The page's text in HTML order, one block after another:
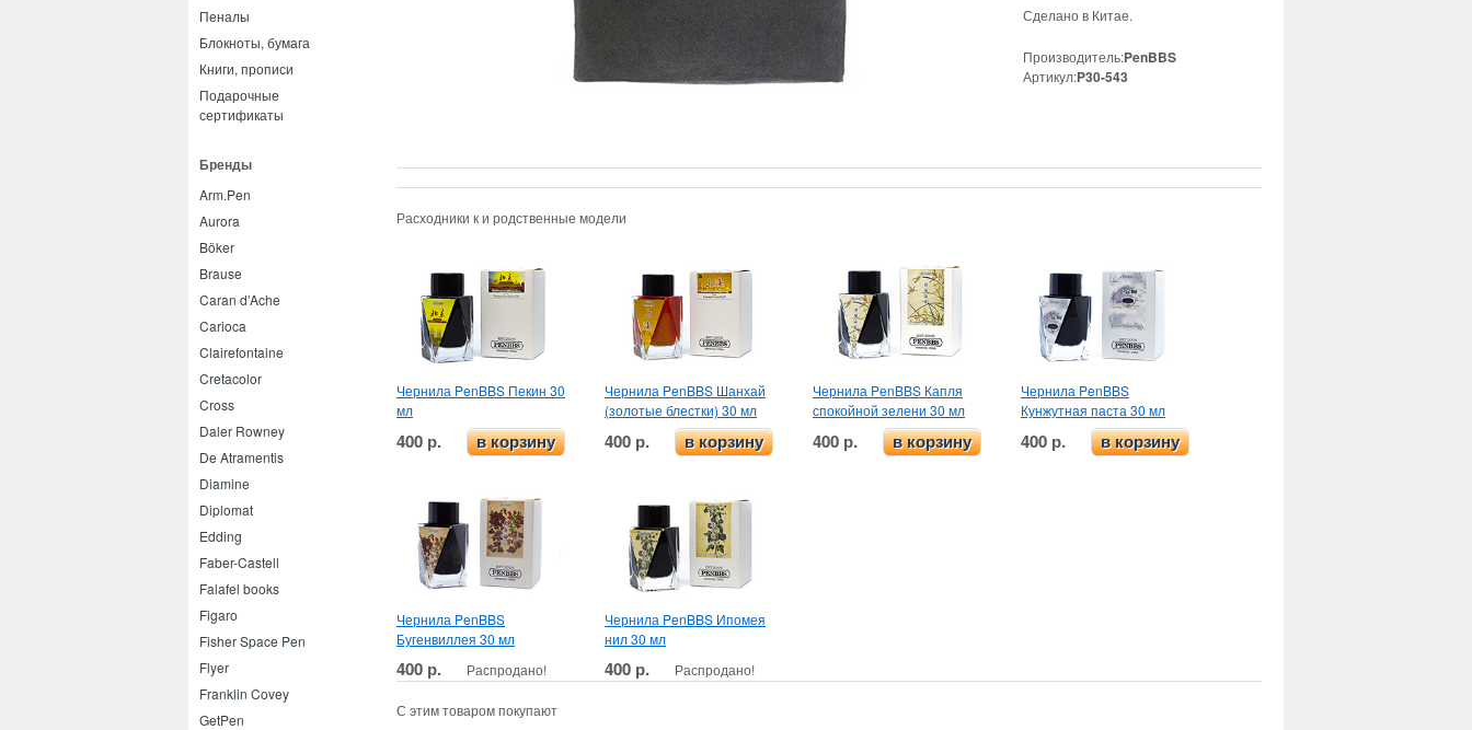
Пеналы
Блокноты, бумага
Книги, прописи
Подарочные
сертификаты
Бренды
Arm.Pen
Aurora
Böker
Brause
Caran d’Ache
Carioca
Clairefontaine
Cretacolor
Cross
Daler Rowney
De Atramentis
Diamine
Diplomat
Edding
Faber-Castell
Falafel books
Figaro
Fisher Space Pen
Flyer
Franklin Covey
GetPen
Сделано в Китае.
Производитель:PenBBS
Артикул:P30-543
Расходники к и родственные модели
Чернила PenBBS Пекин 30
мл
400 р. в корзину
Чернила PenBBS Шанхай
(золотые блестки) 30 мл
400 р. в корзину
Чернила PenBBS Капля
спокойной зелени 30 мл
400 р. в корзину
Чернила PenBBS
Кунжутная паста 30 мл
400 р. в корзину
Чернила PenBBS
Бугенвиллея 30 мл
400 р. Распродано!
Чернила PenBBS Ипомея
нил 30 мл
400 р. Распродано!
С этим товаром покупают